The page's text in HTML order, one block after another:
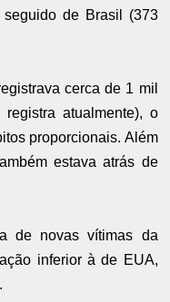
de Brasil (373
cerca de 1 mil
atualmente), o
proporcionais. Além
estava atrás de
de novas vítimas da
inferior à de EUA,